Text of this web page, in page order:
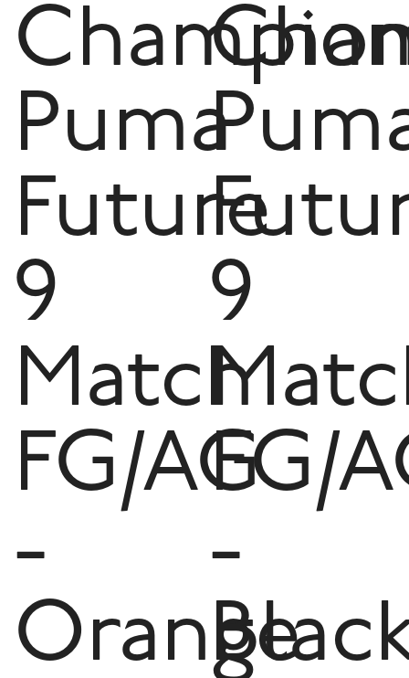
Puma
Future
9
Match
FG/AG
-
Orange
9
FG/
-